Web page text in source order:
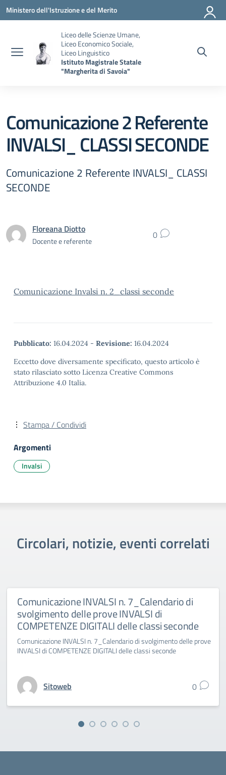
Vai ai contenuti
Vai al menu di navigazione
Vai al footer
Ministero dell'Istruzione e del Merito
Liceo delle Scienze Umane,
Liceo Economico Sociale,
Liceo Linguistico
Istituto Magistrale Statale
"Margherita di Savoia"
Comunicazione 2 Referente
INVALSI_ CLASSI SECONDE
Comunicazione 2 Referente INVALSI_ CLASSI
SECONDE
Floreana Diotto
Docente e referente 0
Comunicazione Invalsi n. 2_classi seconde
Pubblicato: 16.04.2024 - Revisione: 16.04.2024
Eccetto dove diversamente specificato, questo articolo è
stato rilasciato sotto Licenza Creative Commons
Attribuzione 4.0 Italia.
Stampa / Condividi
Argomenti
Invalsi
Circolari, notizie, eventi correlati
Comunicazione INVALSI n. 7_Calendario di
svolgimento delle prove INVALSI di
COMPETENZE DIGITALI delle classi seconde
Comunicazione INVALSI n. 7_Calendario di svolgimento delle prove
INVALSI di COMPETENZE DIGITALI delle classi seconde
Sitoweb 0